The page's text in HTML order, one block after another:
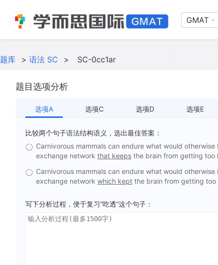
GMAT
题库 > 语法 SC > SC-0cc1ar
题目选项分析
选项A 选项C 选项D 选项E
比较两个句子语法结构语义，选出最佳答案：
Carnivorous mammals can endure what would
exchange network that keeps the brain from getting too
Carnivorous mammals can endure what would
exchange network which kept the brain from getting too
写下分析过程，便于复习“吃透”这个句子：